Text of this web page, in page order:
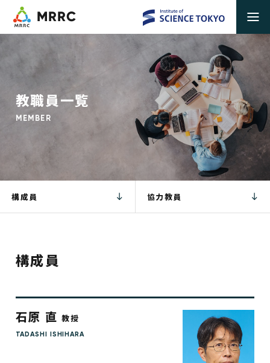
MRRC
教職員一覧
MEMBER
構成員 協力教員
構成員
石原 直教授
TADASHI ISHIHARA